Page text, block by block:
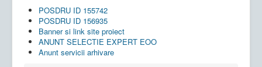
POSDRU ID 155742
POSDRU ID 156935
Banner si link site proiect
ANUNT SELECTIE EXPERT EOO
Anunt servicii arhivare